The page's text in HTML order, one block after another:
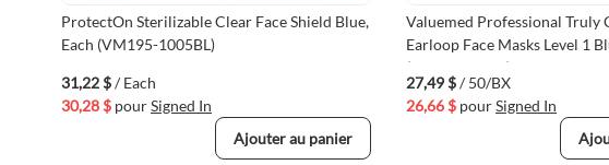
ProtectOn Sterilizable Clear Face Shield Blue,
Each (VM195-1005BL)
31,22 $/ Each
30,28 $ pourSigned In
Ajouter au panier
Valuemed Professional Truly
Earloop Face Masks Level 1
(VMVMC2115)
27,49 $/ 50/BX
26,66 $ pourSigned In